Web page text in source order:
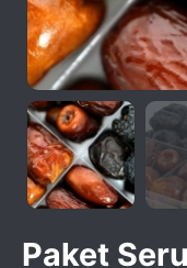
Paket